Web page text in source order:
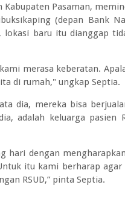
Pasaman,
(depan Bank
lokasi baru itu dianggap
merasa keberatan.
di rumah," ungkap Septia.
dia, mereka bisa
adalah keluarga pasien
hari dengan
itu kami berharap
RSUD,” pinta Septia.